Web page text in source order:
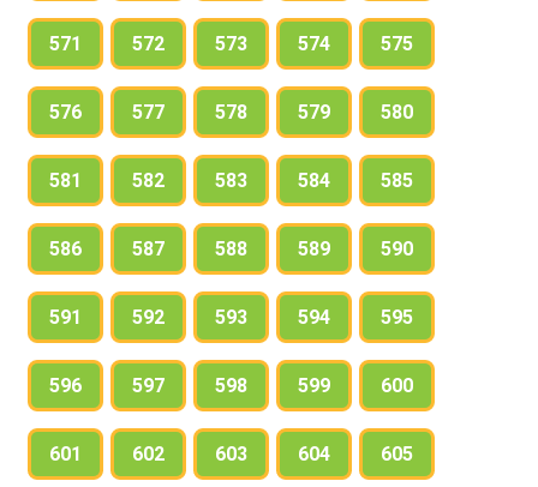
571 572 573 574 575
576 577 578 579 580
581 582 583 584 585
586 587 588 589 590
591 592 593 594 595
596 597 598 599 600
601 602 603 604 605